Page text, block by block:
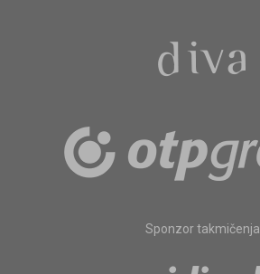
Sponzor takmičenja